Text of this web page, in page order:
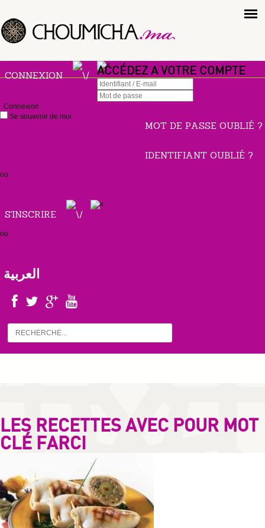
CONNEXION ACCÉDEZ A VOTRE COMPTE
Connexion
Se souvenir de moi
MOT DE PASSE OUBLIÉ ?
IDENTIFIANT OUBLIÉ ?
ou
S'INSCRIRE
ou
العربية
LES RECETTES AVEC POUR MOT
CLÉ FARCI